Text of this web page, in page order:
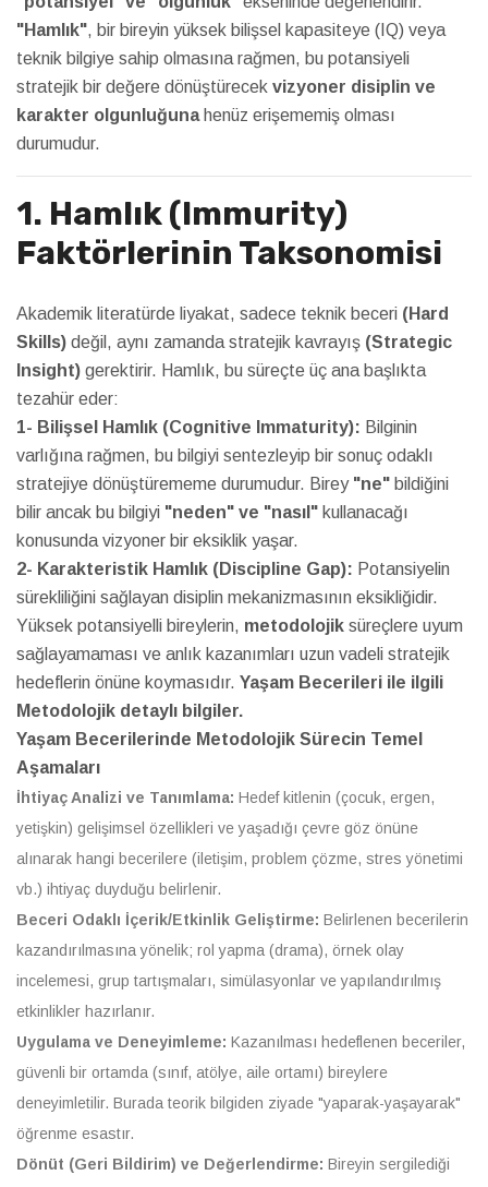
"Hamlık", bir bireyin yüksek bilişsel kapasiteye (IQ) veya
teknik bilgiye sahip olmasına rağmen, bu potansiyeli
stratejik bir değere dönüştürecek vizyoner disiplin ve
karakter olgunluğunahenüz erişememiş olması
durumudur.
1. Hamlık (Immurity)
Faktörlerinin Taksonomisi
Akademik literatürde liyakat, sadece teknik beceri (Hard
Skills) değil, aynı zamanda stratejik kavrayış (Strategic
Insight) gerektirir. Hamlık, bu süreçte üç ana başlıkta
tezahür eder:
1- Bilişsel Hamlık (Cognitive Immaturity): Bilginin
varlığına rağmen, bu bilgiyi sentezleyip bir sonuç odaklı
stratejiye dönüştürememe durumudur. Birey "ne" bildiğini
bilir ancak bu bilgiyi "neden" ve "nasıl" kullanacağı
konusunda vizyoner bir eksiklik yaşar.
2- Karakteristik Hamlık (Discipline Gap): Potansiyelin
sürekliliğini sağlayan disiplin mekanizmasının eksikliğidir.
Yüksek potansiyelli bireylerin, metodolojik süreçlere uyum
sağlayamaması ve anlık kazanımları uzun vadeli stratejik
hedeflerin önüne koymasıdır. Yaşam Becerileri ile ilgili
Metodolojik detaylı bilgiler.
Yaşam Becerilerinde Metodolojik Sürecin Temel
Aşamaları
İhtiyaç Analizi ve Tanımlama: Hedef kitlenin (çocuk, ergen,
yetişkin) gelişimsel özellikleri ve yaşadığı çevre göz önüne
alınarak hangi becerilere (iletişim, problem çözme, stres yönetimi
vb.) ihtiyaç duyduğu belirlenir.
Beceri Odaklı İçerik/Etkinlik Geliştirme: Belirlenen becerilerin
kazandırılmasına yönelik; rol yapma (drama), örnek olay
incelemesi, grup tartışmaları, simülasyonlar ve yapılandırılmış
etkinlikler hazırlanır.
Uygulama ve Deneyimleme: Kazanılması hedeflenen beceriler,
güvenli bir ortamda (sınıf, atölye, aile ortamı) bireylere
deneyimletilir. Burada teorik bilgiden ziyade "yaparak-yaşayarak"
öğrenme esastır.
Dönüt (Geri Bildirim) ve Değerlendirme: Bireyin sergilediği